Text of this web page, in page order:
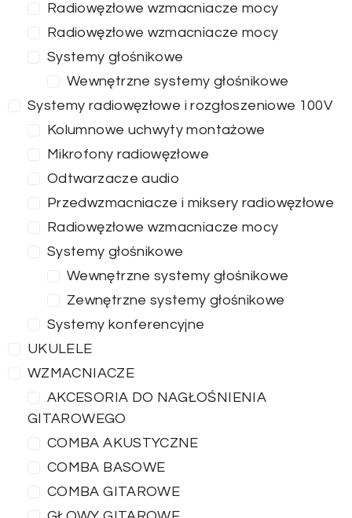
Radiowęzłowe wzmacniacze mocy
Radiowęzłowe wzmacniacze mocy
Systemy głośnikowe
Wewnętrzne systemy głośnikowe
Systemy radiowęzłowe i rozgłoszeniowe 100V
Kolumnowe uchwyty montażowe
Mikrofony radiowęzłowe
Odtwarzacze audio
Przedwzmacniacze i miksery radiowęzłowe
Radiowęzłowe wzmacniacze mocy
Systemy głośnikowe
Wewnętrzne systemy głośnikowe
Zewnętrzne systemy głośnikowe
Systemy konferencyjne
UKULELE
WZMACNIACZE
AKCESORIA DO NAGŁOŚNIENIA
GITAROWEGO
COMBA AKUSTYCZNE
COMBA BASOWE
COMBA GITAROWE